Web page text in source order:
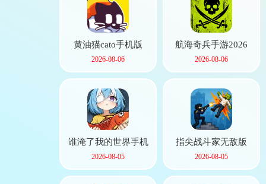
黄油猫cato手机版
2026-08-06
航海奇兵手游2026
2026-08-06
谁淹了我的世界手机
版
2026-08-05
指尖战斗家无敌版
2026-08-05